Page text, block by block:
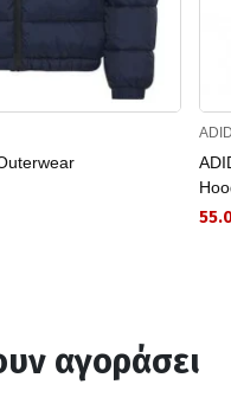
αγοράσει